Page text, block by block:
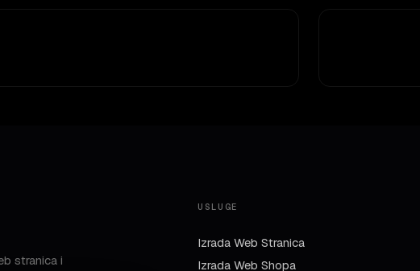
stranica i
USLUGE
Izrada Web Stranica
Izrada Web Shopa